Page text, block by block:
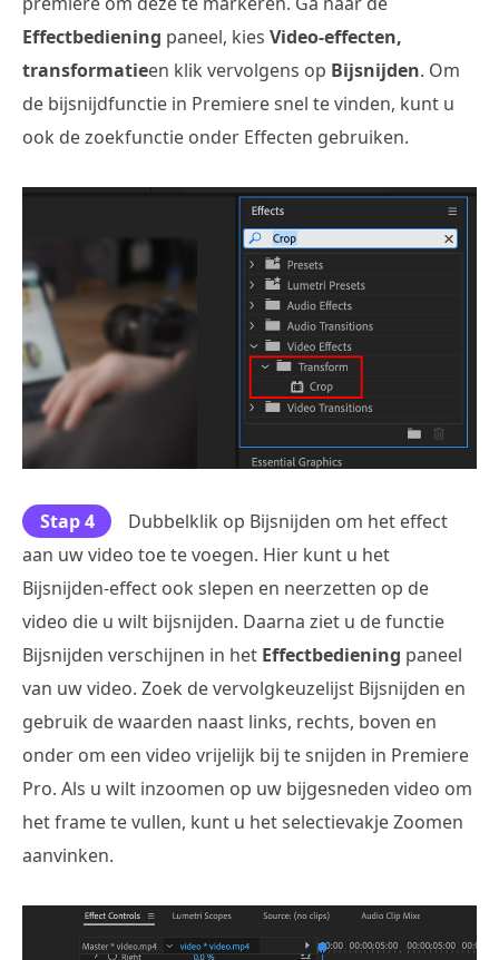
Effectbediening paneel, kies Video-effecten,
transformatieen klik vervolgens op Bijsnijden. Om
de bijsnijdfunctie in Premiere snel te vinden, kunt u
ook de zoekfunctie onder Effecten gebruiken.
Stap 4
Dubbelklik op Bijsnijden om het effect
aan uw video toe te voegen. Hier kunt u het
Bijsnijden-effect ook slepen en neerzetten op de
video die u wilt bijsnijden. Daarna ziet u de functie
Bijsnijden verschijnen in het Effectbediening paneel
van uw video. Zoek de vervolgkeuzelijst Bijsnijden en
gebruik de waarden naast links, rechts, boven en
onder om een video vrijelijk bij te snijden in Premiere
Pro. Als u wilt inzoomen op uw bijgesneden video om
het frame te vullen, kunt u het selectievakje Zoomen
aanvinken.